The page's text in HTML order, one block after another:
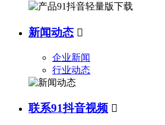
新闻动态 
企业新闻
行业动态
联系91抖音视频 